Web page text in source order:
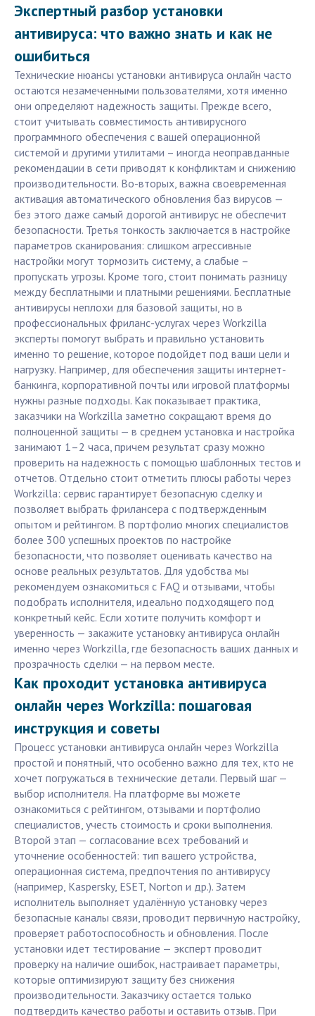
Экспертный разбор установки
антивируса: что важно знать и как не
ошибиться
Технические нюансы установки антивируса онлайн часто
остаются незамеченными пользователями, хотя именно
они определяют надежность защиты. Прежде всего,
стоит учитывать совместимость антивирусного
программного обеспечения с вашей операционной
системой и другими утилитами – иногда неоправданные
рекомендации в сети приводят к конфликтам и снижению
производительности. Во-вторых, важна своевременная
активация автоматического обновления баз вирусов —
без этого даже самый дорогой антивирус не обеспечит
безопасности. Третья тонкость заключается в настройке
параметров сканирования: слишком агрессивные
настройки могут тормозить систему, а слабые –
пропускать угрозы. Кроме того, стоит понимать разницу
между бесплатными и платными решениями. Бесплатные
антивирусы неплохи для базовой защиты, но в
профессиональных фриланс-услугах через Workzilla
эксперты помогут выбрать и правильно установить
именно то решение, которое подойдет под ваши цели и
нагрузку. Например, для обеспечения защиты интернет-
банкинга, корпоративной почты или игровой платформы
нужны разные подходы. Как показывает практика,
заказчики на Workzilla заметно сокращают время до
полноценной защиты — в среднем установка и настройка
занимают 1–2 часа, причем результат сразу можно
проверить на надежность с помощью шаблонных тестов и
отчетов. Отдельно стоит отметить плюсы работы через
Workzilla: сервис гарантирует безопасную сделку и
позволяет выбрать фрилансера с подтвержденным
опытом и рейтингом. В портфолио многих специалистов
более 300 успешных проектов по настройке
безопасности, что позволяет оценивать качество на
основе реальных результатов. Для удобства мы
рекомендуем ознакомиться с FAQ и отзывами, чтобы
подобрать исполнителя, идеально подходящего под
конкретный кейс. Если хотите получить комфорт и
уверенность — закажите установку антивируса онлайн
именно через Workzilla, где безопасность ваших данных и
прозрачность сделки — на первом месте.
Как проходит установка антивируса
онлайн через Workzilla: пошаговая
инструкция и советы
Процесс установки антивируса онлайн через Workzilla
простой и понятный, что особенно важно для тех, кто не
хочет погружаться в технические детали. Первый шаг —
выбор исполнителя. На платформе вы можете
ознакомиться с рейтингом, отзывами и портфолио
специалистов, учесть стоимость и сроки выполнения.
Второй этап — согласование всех требований и
уточнение особенностей: тип вашего устройства,
операционная система, предпочтения по антивирусу
(например, Kaspersky, ESET, Norton и др.). Затем
исполнитель выполняет удалённую установку через
безопасные каналы связи, проводит первичную настройку,
проверяет работоспособность и обновления. После
установки идет тестирование — эксперт проводит
проверку на наличие ошибок, настраивает параметры,
которые оптимизируют защиту без снижения
производительности. Заказчику остается только
подтвердить качество работы и оставить отзыв. При